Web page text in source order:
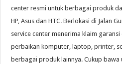
center resmi untuk berbagai produk
HP, Asus dan HTC. Berlokasi di Jalan
service center menerima klaim
perbaikan komputer, laptop, printer,
berbagai produk lainnya. Cukup bawa